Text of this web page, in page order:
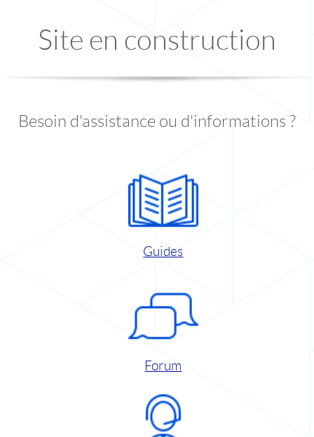
Site en construction
Besoin d'assistance ou d'informations ?
Guides
Forum